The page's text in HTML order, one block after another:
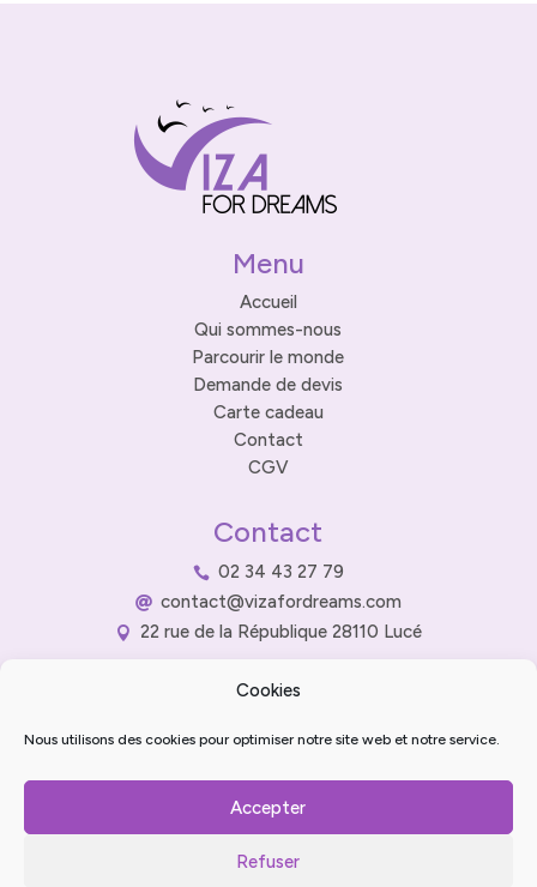
Cookies
Nous utilisons des cookies pour optimiser notre site web et notre service.
Accepter
Refuser
Menu
Accueil
Qui sommes-nous
Parcourir le monde
Demande de devis
Carte cadeau
Contact
CGV
Contact
 02 34 43 27 79
 contact@vizafordreams.com
 22 rue de la République 28110 Lucé